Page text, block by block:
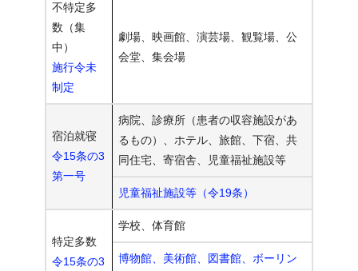
不特定多
数（集
中）
施行令未
制定
劇場、映画館、演芸場、観覧場、公
会堂、集会場
宿泊就寝
令15条の3
第一号
病院、診療所（患者の収容施設があ
るもの）、ホテル、旅館、下宿、共
同住宅、寄宿舎、児童福祉施設等
児童福祉施設等（令19条）
特定多数
令15条の3
学校、体育館
博物館、美術館、図書館、ボーリン